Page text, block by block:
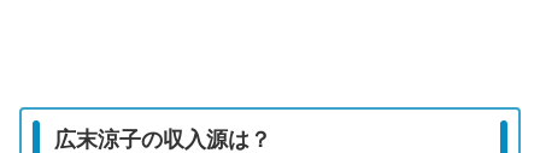
広末涼子の収入源は？